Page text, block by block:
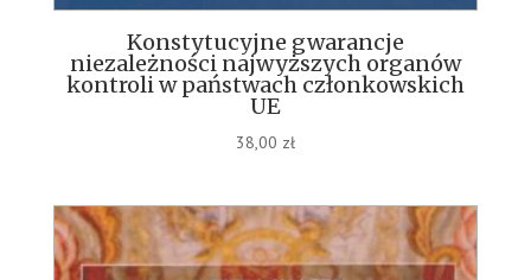
Konstytucyjne gwarancje
niezależności najwyższych organów
kontroli w państwach członkowskich
UE
38,00 zł